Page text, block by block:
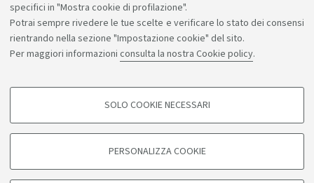
specifici in "Mostra cookie di profilazione".
Potrai sempre rivedere le tue scelte e verificare lo stato dei consensi
rientrando nella sezione "Impostazione cookie" del sito.
Per maggiori informazioni consulta la nostra Cookie policy.
COOKIE DI PROFILAZIONE - FACOLTATIVI
degli utenti, creare profili in base al loro comportamento sul sito, per analisi
di marketing.
SOLO COOKIE NECESSARI
PERSONALIZZA COOKIE
Seguici su:
Bologna - Via Zamboni, 33 - 40126 Bologna - PI: 01131710376 -
CF: 80007010376